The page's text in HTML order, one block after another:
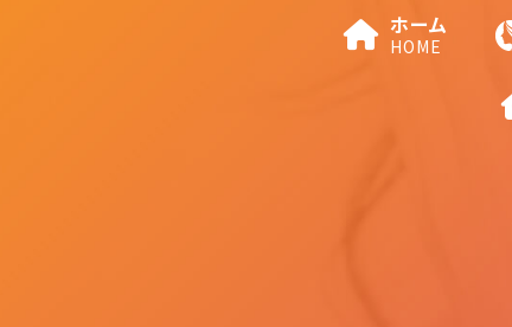
ホーム
HOME